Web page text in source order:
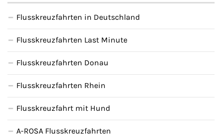
Flusskreuzfahrten in Deutschland
Flusskreuzfahrten Last Minute
Flusskreuzfahrten Donau
Flusskreuzfahrten Rhein
Flusskreuzfahrt mit Hund
A-ROSA Flusskreuzfahrten